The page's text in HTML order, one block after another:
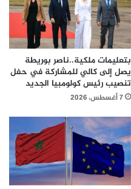
بتعليمات ملكية..ناصر بوريطة
يصل إلى كالي للمشاركة في حفل
تنصيب رئيس كولومبيا الجديد
7 أغسطس، 2026